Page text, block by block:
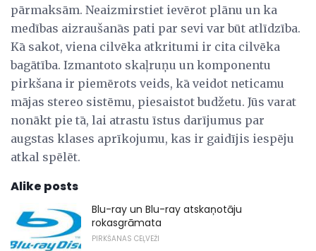
pārmaksām. Neaizmirstiet ievērot plānu un ka
medības aizraušanās pati par sevi var būt atlīdzība.
Kā sakot, viena cilvēka atkritumi ir cita cilvēka
bagātība. Izmantoto skaļruņu un komponentu
pirkšana ir piemērots veids, kā veidot neticamu
mājas stereo sistēmu, piesaistot budžetu. Jūs varat
nonākt pie tā, lai atrastu īstus darījumus par
augstas klases aprīkojumu, kas ir gaidījis iespēju
atkal spēlēt.
Alike posts
Blu-ray un Blu-ray atskaņotāju
rokasgrāmata
PIRKŠANAS CEĻVEŽI